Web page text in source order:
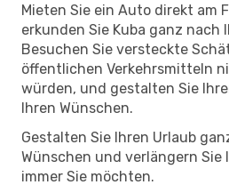
Mieten Sie ein Auto direkt am
erkunden Sie Kuba ganz nach
Besuchen Sie versteckte
öffentlichen Verkehrsmitteln
würden, und gestalten Sie
Ihren Wünschen.
Gestalten Sie Ihren Urlaub
Wünschen und verlängern Sie
immer Sie möchten.